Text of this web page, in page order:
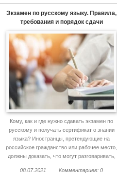
Экзамен по русскому языку. Правила,
требования и порядок сдачи
Кому, как и где нужно сдавать экзамен по
русскому и получать сертификат о знании
языка? Иностранцы, претендующие на
российское гражданство или рабочее место,
должны доказать, что могут разговаривать,
действует в стране с 2015 года. И только
08.07.2021
Комментариев: 0